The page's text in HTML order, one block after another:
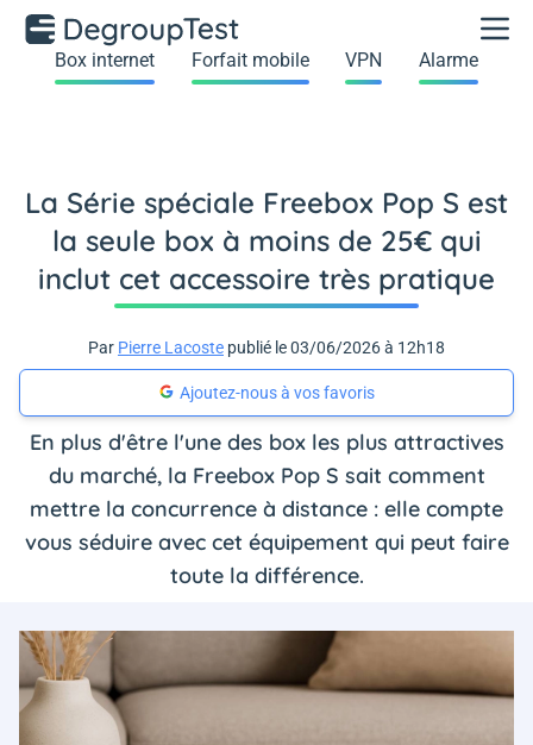
Box internet Forfait mobile VPN Alarme
La Série spéciale Freebox Pop S est
la seule box à moins de 25€ qui
inclut cet accessoire très pratique
Par Pierre Lacoste publié le 03/06/2026 à 12h18
Ajoutez-nous à vos favoris
En plus d'être l'une des box les plus attractives
du marché, la Freebox Pop S sait comment
mettre la concurrence à distance : elle compte
vous séduire avec cet équipement qui peut faire
toute la différence.